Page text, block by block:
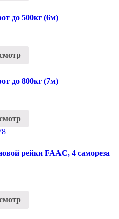
до 500кг (6м)
до 800кг (7м)
рейки FAAC, 4 самореза